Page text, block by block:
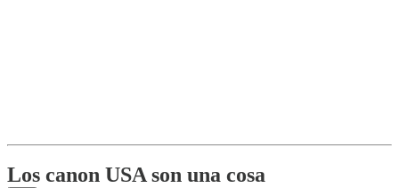
Los canon USA son una cosa